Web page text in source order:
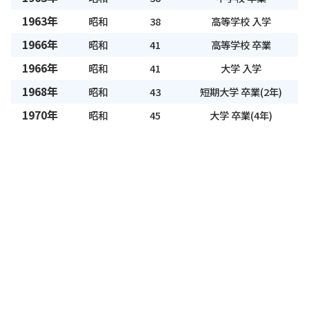
1963年 昭和 38 高等学校 入学
1966年 昭和 41 高等学校 卒業
1966年 昭和 41 大学 入学
1968年 昭和 43 短期大学 卒業(2年)
1970年 昭和 45 大学 卒業(4年)